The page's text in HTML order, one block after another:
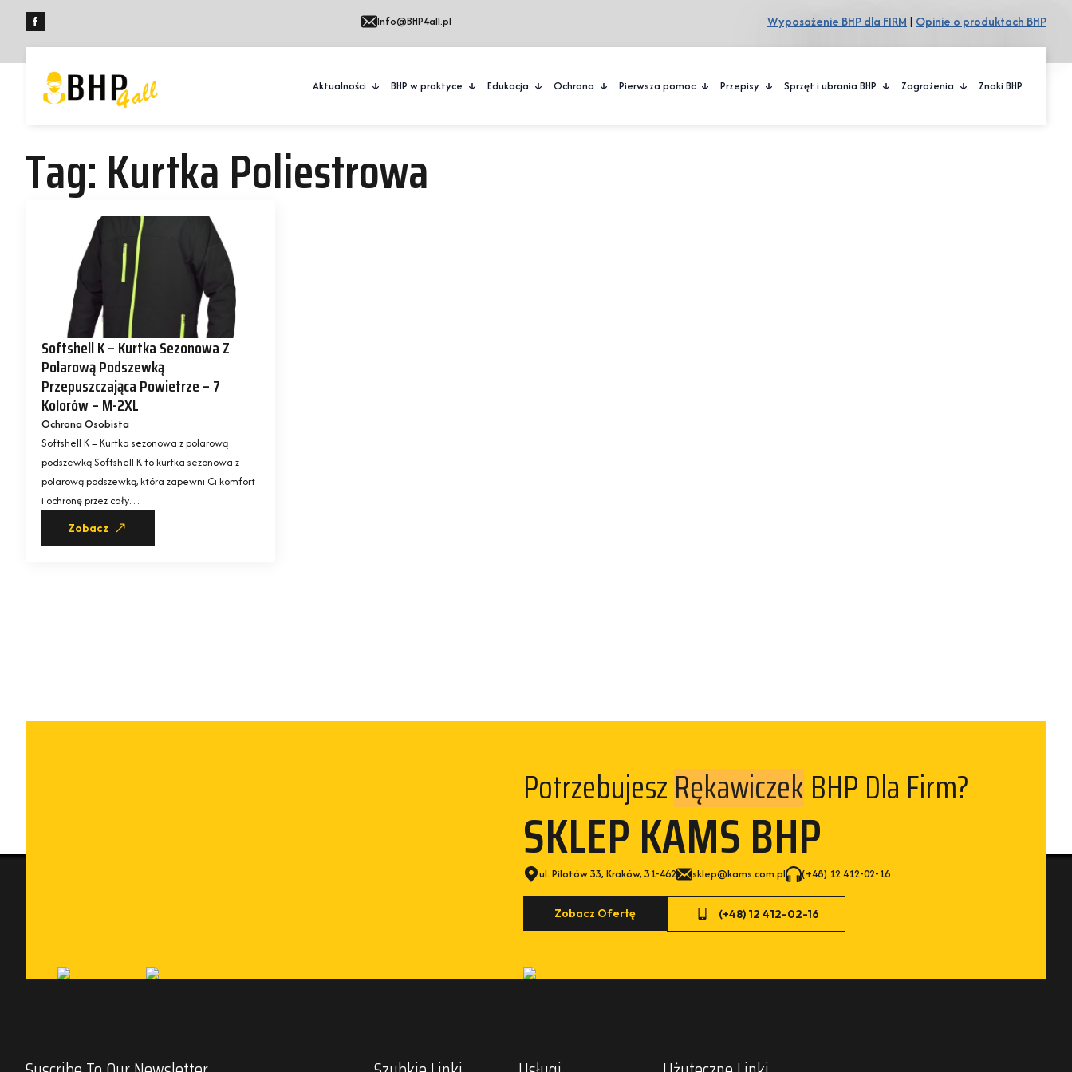
Info@BHP4all.pl Wyposażenie BHP dla FIRM | Opinie o produktach BHP
Aktualności BHP w praktyce Edukacja Ochrona Pierwsza pomoc Przepisy Sprzęt i ubrania BHP Zagrożenia Znaki BHP
Tag:Kurtka Poliestrowa
Softshell K – Kurtka Sezonowa Z
Polarową Podszewką
Przepuszczająca Powietrze – 7
Kolorów – M-2XL
Ochrona Osobista
Softshell K – Kurtka sezonowa z polarową
podszewką Softshell K to kurtka sezonowa z
polarową podszewką, która zapewni Ci komfort
i ochronę przez cały…
Zobacz
Potrzebujesz BHP Dla Firm?
SKLEP KAMS BHP
ul. Pilotów 33, Kraków, 31-462 sklep@kams.com.pl (+48) 12 412-02-16
Zobacz Ofertę (+48) 12 412-02-16